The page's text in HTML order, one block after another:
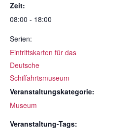
Zeit:
08:00 - 18:00
Serien:
Eintrittskarten für das
Deutsche
Schiffahrtsmuseum
Veranstaltungskategorie:
Museum
Veranstaltung-Tags: